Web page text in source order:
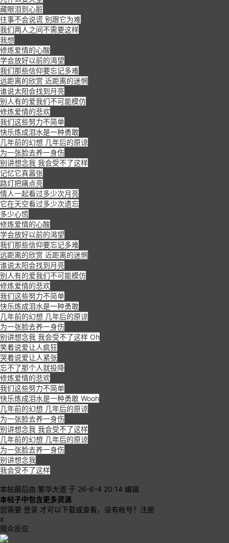
藏眼泪到心脏
往事不会说谎 别跟它为难
我们两人之间不需要这样
我想
修炼爱情的心酸
学会放好以前的渴望
我们那些信仰要忘记多难
远距离的欣赏 近距离的迷惘
谁说太阳会找到月亮
别人有的爱我们不可能模仿
修炼爱情的悲欢
我们这些努力不简单
快乐炼成泪水是一种勇敢
几年前的幻想 几年后的原谅
为一张脸去养一身伤
别讲想念我 我会受不了这样
记忆它真嚣张
路灯把痛点亮
情人一起看过多少次月亮
它在天空看过多少次遗忘
多少心慌
修炼爱情的心酸
学会放好以前的渴望
我们那些信仰要忘记多难
远距离的欣赏 近距离的迷惘
谁说太阳会找到月亮
别人有的爱我们不可能模仿
修炼爱情的悲欢
我们这些努力不简单
快乐炼成泪水是一种勇敢
几年前的幻想 几年后的原谅
为一张脸去养一身伤
别讲想念我 我会受不了这样 Oh
笑着说爱让人疯狂
哭着说爱让人紧张
忘不了那个人就投降
修炼爱情的悲欢
我们这些努力不简单
快乐炼成泪水是一种勇敢 Wooh
几年前的幻想 几年后的原谅
为一张脸去养一身伤
别讲想念我 我会受不了这样
几年前的幻想 几年后的原谅
为一张脸去养一身伤
别讲想念我
我会受不了这样
本帖最后由 繁华大道 于 26-6-4 20:14 编辑
本帖子中包含更多资源
您需要 登录 才可以下载或查看，没有帐号？ 注册
x
观众反应